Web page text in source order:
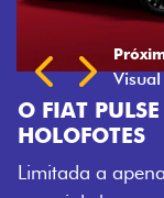
OS